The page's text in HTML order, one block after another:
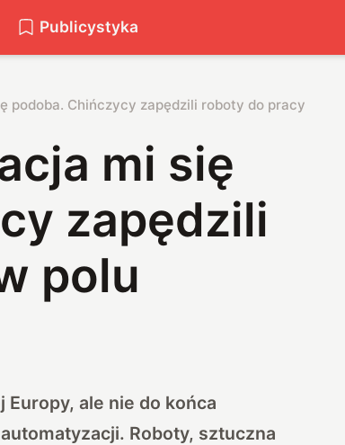
Publicystyka
podoba. Chińczycy zapędzili roboty do pracy w polu
mi się
zapędzili
polu
ale nie do końca
Roboty, sztuczna